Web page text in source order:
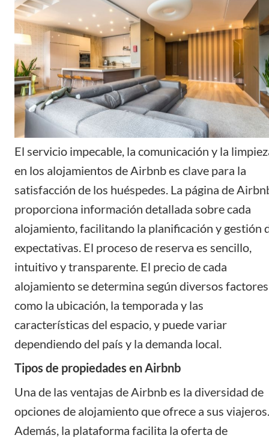
El servicio impecable, la comunicación y la
en los alojamientos de Airbnb es clave para la
satisfacción de los huéspedes. La página de
proporciona información detallada sobre cada
alojamiento, facilitando la planificación y gestión
expectativas. El proceso de reserva es sencillo,
intuitivo y transparente. El precio de cada
alojamiento se determina según diversos factores
como la ubicación, la temporada y las
características del espacio, y puede variar
dependiendo del país y la demanda local.
Tipos de propiedades en Airbnb
Una de las ventajas de Airbnb es la diversidad de
opciones de alojamientoque ofrece a sus viajeros.
Además, la plataforma facilita la oferta de